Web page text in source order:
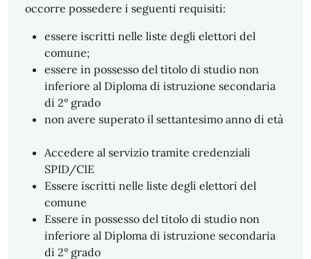
occorre possedere i seguenti requisiti:
essere iscritti nelle liste degli elettori del
comune;
essere in possesso del titolo di studio non
inferiore al Diploma di istruzione secondaria
di 2° grado
non avere superato il settantesimo anno di età
Accedere al servizio tramite credenziali
SPID/CIE
Essere iscritti nelle liste degli elettori del
comune
Essere in possesso del titolo di studio non
inferiore al Diploma di istruzione secondaria
di 2° grado